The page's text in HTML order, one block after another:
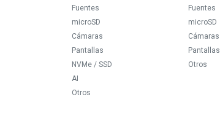
Fuentes
microSD
Cámaras
Pantallas
NVMe / SSD
AI
Otros
Fuentes
microSD
Cámaras
Pantallas
Otros